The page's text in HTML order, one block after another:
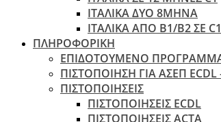
ΙΤΑΛΙΚΑ ΔΥΟ 8ΜΗΝΑ
ΙΤΑΛΙΚΑ ΑΠΌ B1/B2 ΣΕ
ΠΛΗΡΟΦΟΡΙΚΗ
ΕΠΙΔΟΤΟΥΜΕΝΟ
ΠIΣΤΟΠΟΙΗΣΗ ΓΙΑ ΑΣΕΠ ECDL
ΠΙΣΤΟΠΟΙΗΣΕΙΣ
ΠΙΣΤΟΠΟΙΗΣΕΙΣ ECDL
ΠΙΣΤΟΠΟΙΗΣΕΙΣ ACTA